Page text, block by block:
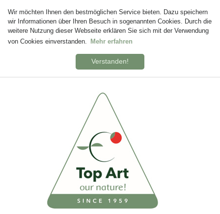
Wir möchten Ihnen den bestmöglichen Service bieten. Dazu speichern
wir Informationen über Ihren Besuch in sogenannten Cookies. Durch die
weitere Nutzung dieser Webseite erklären Sie sich mit der Verwendung
von Cookies einverstanden.
Mehr erfahren
Verstanden!